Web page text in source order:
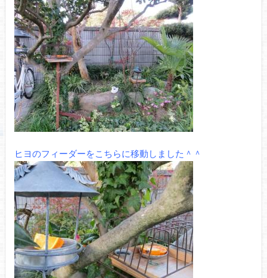
ヒヨのフィーダーをこちらに移動しました＾＾